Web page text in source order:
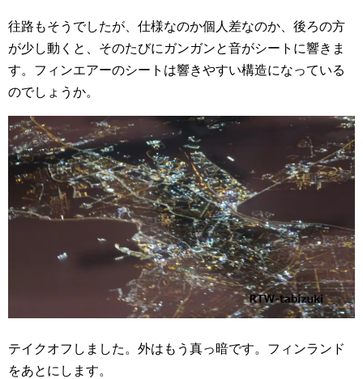
往路もそうでしたが、仕様なのか個人差なのか、後ろの方
が少し動くと、そのたびにガンガンと音がシートに響きま
す。フィンエアーのシートは響きやすい構造になっている
のでしょうか。
テイクオフしました。外はもう真っ暗です。フィンランド
をあとにします。